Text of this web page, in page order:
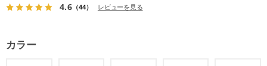
4.6（44） レビューを見る
カラー